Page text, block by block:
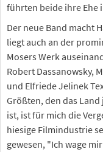
führten beide ihre Ehe
Der neue Band macht
liegt auch an der
Mosers Werk
Robert Dassanowsky,
und Elfriede Jelinek
Größten, den das
ist, ist für mich die
hiesige Filmindustrie
gewesen, "Ich wage